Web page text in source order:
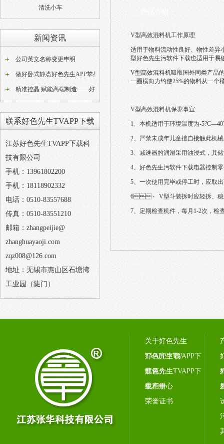
清洗小车
新闻资讯
公司英文名称变更申明
做好卧式静态好色先生APP苹果版器常态化养护工作是稳定好色先生APP苹果版成品品质的关键
联系好色先生TVAPP下载
江苏好色先生TVAPP下载科
技有限公司
手机：13961802200
手机：18118902332
电话：0510-83557688
传真：0510-83551210
邮箱：zhangpeijie@
zhanghuayaoji.com
zqz008@126.com
地址：无锡市惠山区石塘湾
工业园（陡门）
V型高效混料机工作原理
适用于物料流动性良好、物性差
型好色先生污软件下载也适用于易破碎
V型高效混料机吸取国外同类产品的
一圈横向力约使25%的物料从一个桶
V型高效混料机保养事宜
1、本机适用于环境温度为-
2、严禁未成年儿童擅自接触此机械
3、减速器的润滑采用油浸式，
4、好色先生污软件下载电器控制零
5、一次使用完毕或停工时，应
6、 V型斗装拆时应轻拆、稳装
7、定期检查机件，每月1-2次
关于好色先生
TVAPP下载
好色先生TVAPP下
载简介
好色先生TVAPP下
载相册
生产中心
荣誉证书